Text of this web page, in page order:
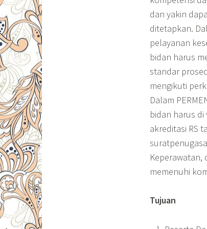
dan yakin
ditetapkan.
pelayanan
bidan harus
standar
mengikuti
Dalam
bidan harus
akreditasi RS
Keperawatan,
memenuhi
Tujuan